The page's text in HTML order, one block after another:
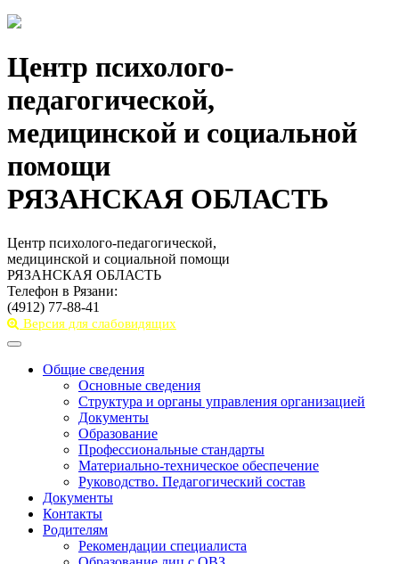
Центр психолого-
педагогической,
медицинской и социальной
помощи
РЯЗАНСКАЯ ОБЛАСТЬ
Центр психолого-педагогической,
медицинской и социальной помощи
РЯЗАНСКАЯ ОБЛАСТЬ
Телефон в Рязани:
(4912) 77-88-41
Версия для слабовидящих
Toggle
navigationОбщие сведения
Основные сведения
Структура и органы управления организацией
Документы
Образование
Профессиональные стандарты
Материально-техническое обеспечение
Руководство. Педагогический состав
Документы
Контакты
Родителям
Рекомендации специалиста